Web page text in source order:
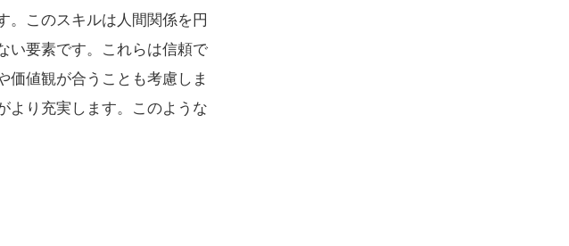
。このスキルは人間関係を円
い要素です。これらは信頼で
価値観が合うことも考慮しま
より充実します。このような